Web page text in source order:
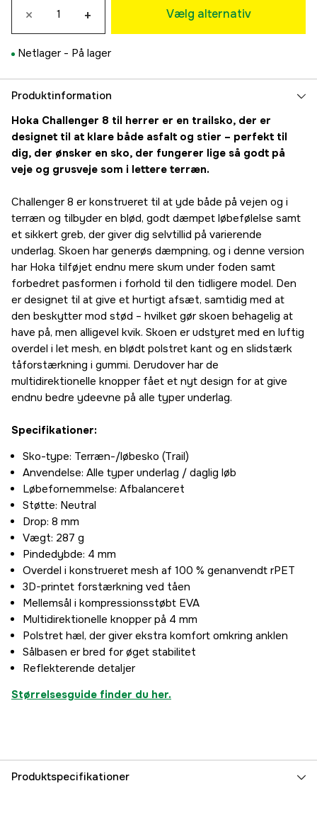
42-2/3
953 kr
953 kr
953 kr
45-1/3
953 kr
46
46-2/3
953 kr
× + Vælg alternativ
Netlager - På lager
Produktinformation
Hoka Challenger 8 til herrer er en trailsko, der er
designet til at klare både asfalt og stier – perfekt til
dig, der ønsker en sko, der fungerer lige så godt på
veje og grusveje som i lettere terræn.
Challenger 8 er konstrueret til at yde både på vejen og i
terræn og tilbyder en blød, godt dæmpet løbefølelse samt
et sikkert greb, der giver dig selvtillid på varierende
underlag. Skoen har generøs dæmpning, og i denne version
har Hoka tilføjet endnu mere skum under foden samt
forbedret pasformen i forhold til den tidligere model. Den
er designet til at give et hurtigt afsæt, samtidig med at
den beskytter mod stød – hvilket gør skoen behagelig at
have på, men alligevel kvik. Skoen er udstyret med en luftig
overdel i let mesh, en blødt polstret kant og en slidstærk
tåforstærkning i gummi. Derudover har de
multidirektionelle knopper fået et nyt design for at give
endnu bedre ydeevne på alle typer underlag.
Specifikationer:
Sko-type: Terræn-/løbesko (Trail)
Anvendelse: Alle typer underlag / daglig løb
Løbefornemmelse: Afbalanceret
Støtte: Neutral
Drop: 8 mm
Vægt: 287 g
Pindedybde: 4 mm
Overdel i konstrueret mesh af 100 % genanvendt rPET
3D-printet forstærkning ved tåen
Mellemsål i kompressionsstøbt EVA
Multidirektionelle knopper på 4 mm
Polstret hæl, der giver ekstra komfort omkring anklen
Sålbasen er bred for øget stabilitet
Reflekterende detaljer
Størrelsesguide finder du her.
Produktspecifikationer